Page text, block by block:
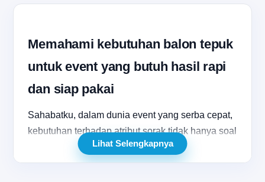
Memahami kebutuhan balon tepuk
untuk event yang butuh hasil rapi
dan siap pakai
Sahabatku, dalam dunia event yang serba cepat,
kebutuhan terhadap atribut sorak tidak hanya soal
warna dan bentuk, tetapi juga soal kesiapan
pakai, kerapian hasil, dan kepastian pengiriman.
Lihat Selengkapnya